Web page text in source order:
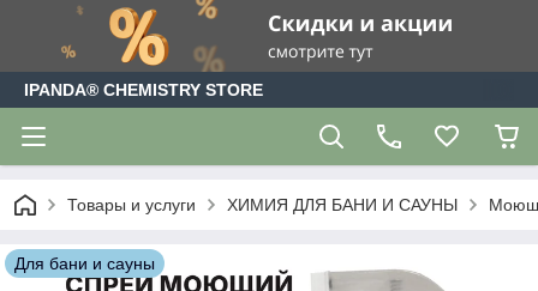
IPANDA® CHEMISTRY STORE
Товары и услуги ХИМИЯ ДЛЯ БАНИ И САУНЫ
Для бани и сауны